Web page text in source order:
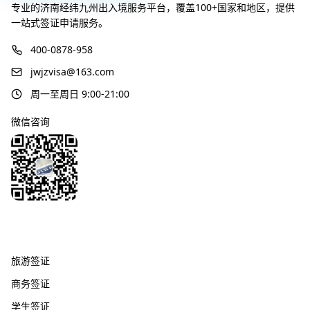
专业的济南经纬九州出入境服务平台，覆盖100+国家和地区，提供
一站式签证申请服务。
400-0878-958
jwjzvisa@163.com
周一至周日 9:00-21:00
微信咨询
旅游签证
商务签证
学生签证